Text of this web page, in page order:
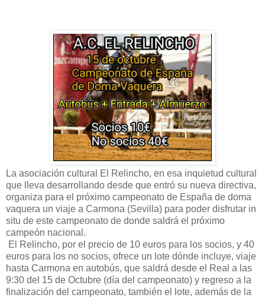
La asociación cultural El Relincho, en esa inquietud cultural
que lleva desarrollando desde que entró su nueva directiva,
organiza para el próximo campeonato de España de doma
vaquera un viaje a Carmona (Sevilla) para poder disfrutar in
situ de este campeonato de donde saldrá el próximo
campeón nacional.
El Relincho, por el precio de 10 euros para los socios, y 40
euros para los no socios, ofrece un lote dónde incluye, viaje
hasta Carmona en autobús, que saldrá desde el Real a las
9:30 del 15 de Octubre (día del campeonato) y regreso a la
finalización del campeonato, también el lote, además de la